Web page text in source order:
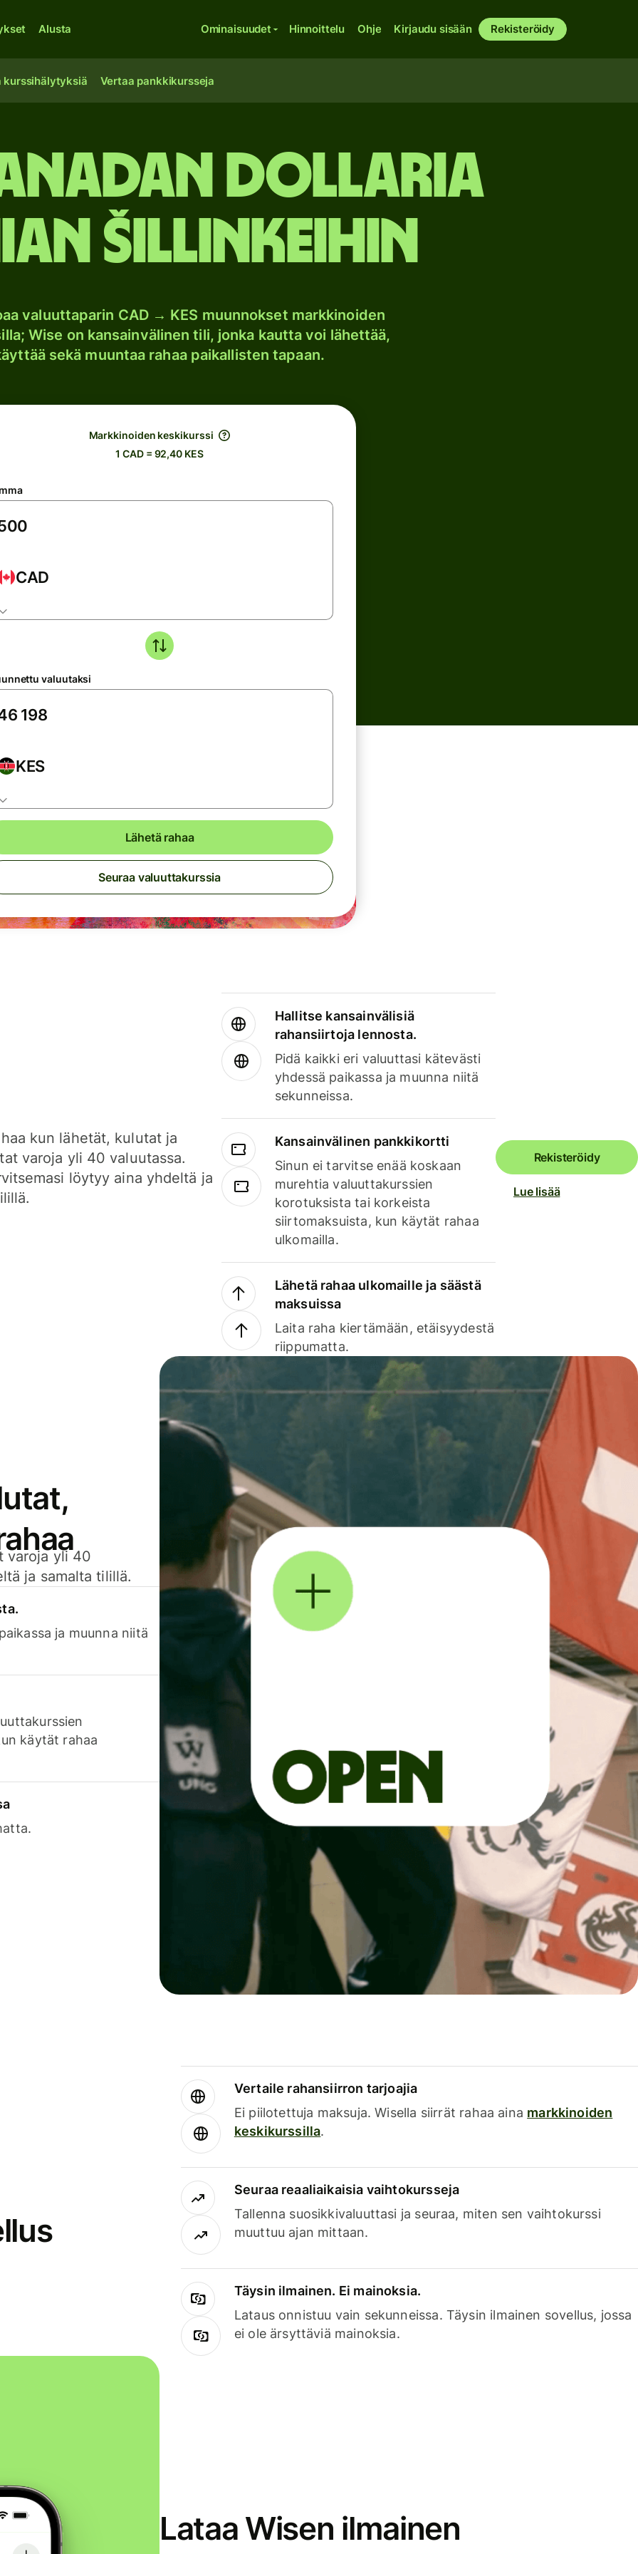
Alusta Ominaisuudet Hinnoittelu Ohje Kirjaudu sisään Rekisteröidy
kurssihälytyksiä Vertaa pankkikursseja
dollaria
šillinkeihin
valuuttaparin CAD → KES muunnokset markkinoiden
Wise on kansainvälinen tili, jonka kautta voi lähettää,
sekä muuntaa rahaa paikallisten tapaan.
Markkinoiden keskikurssi
1 CAD = 92,40 KES
CAD
valuutaksi
KES
Lähetä rahaa
Seuraa valuuttakurssia
kun lähetät, kulutat ja
varoja yli 40 valuutassa.
löytyy aina yhdeltä ja
Hallitse kansainvälisiä
rahansiirtoja lennosta.
Pidä kaikki eri valuuttasi kätevästi
yhdessä paikassa ja muunna niitä
sekunneissa.
Kansainvälinen pankkikortti
Sinun ei tarvitse enää koskaan
murehtia valuuttakurssien
korotuksista tai korkeista
siirtomaksuista, kun käytät rahaa
ulkomailla.
Lähetä rahaa ulkomaille ja säästä
maksuissa
Laita raha kiertämään, etäisyydestä
riippumatta.
Rekisteröidy
Lue lisää
varoja yli 40
ja samalta tilillä.
ja muunna niitä
käytät rahaa
Vertaile rahansiirron tarjoajia
Ei piilotettuja maksuja. Wisella siirrät rahaa aina markkinoiden
keskikurssilla.
Seuraa reaaliaikaisia vaihtokursseja
Tallenna suosikkivaluuttasi ja seuraa, miten sen vaihtokurssi
muuttuu ajan mittaan.
Täysin ilmainen. Ei mainoksia.
Lataus onnistuu vain sekunneissa. Täysin ilmainen sovellus, jossa
ei ole ärsyttäviä mainoksia.
Lataa Wisen ilmainen